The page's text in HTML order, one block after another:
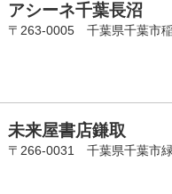
アシーネ千葉長沼
〒263-0005 千葉県千葉市
未来屋書店鎌取
〒266-0031 千葉県千葉市